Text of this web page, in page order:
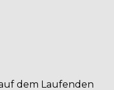
dem Laufenden